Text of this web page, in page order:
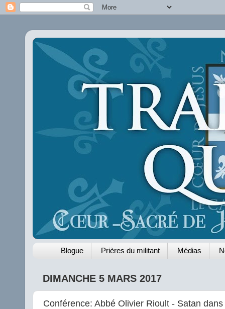
Blogue Prières du militant Médias
DIMANCHE 5 MARS 2017
Conférence: Abbé Olivier Rioult - Satan